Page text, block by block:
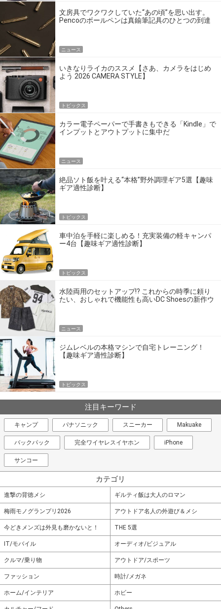
文房具でワクワクしていた“あの頃”を思い出す。
Pencoのボールペンは真鍮筆記具のひとつの到達
ニュース
いきなりライカのススメ【さあ、カメラをはじめ
よう 2026 CAMERA STYLE】
トピックス
カラー電子ペーパーで手書きもできる「Kindle」で
インプットとアウトプットに集中だ
ニュース
絶品ソト飯を叶える“本格”野外調理ギア5選【趣味
ギア適性診断】
トピックス
車中泊を手軽に楽しめる！充実装備の軽キャンパ
ー4台【趣味ギア適性診断】
トピックス
水陸両用のセットアップ!? これからの時季に頼り
たい、おしゃれで機能性も高いDC Shoesの新作ウ
ニュース
ジムレベルの本格マシンで自宅トレーニング！
【趣味ギア適性診断】
トピックス
注目キーワード
キャンプ パナソニック スニーカー Makuake
バックパック 完全ワイヤレスイヤホン iPhone
サンコー
カテゴリ
進撃の背徳メシ ギルティ飯は大人のロマン
梅雨モノグランプリ2026 アウトドア名人の外遊び＆メシ
今どきメンズは外見も磨かないと！ THE 5選
IT/モバイル オーディオ/ビジュアル
クルマ/乗り物 アウトドア/スポーツ
ファッション 時計/メガネ
ホーム/インテリア ホビー